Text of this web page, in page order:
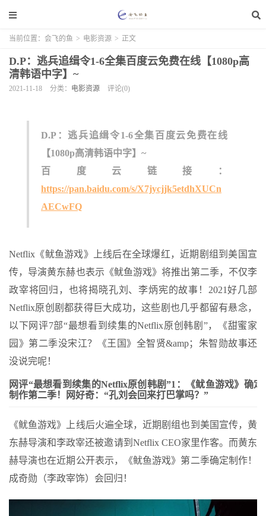
当前位置： 会飞的鱼 > 电影资源 > 正文
D.P：逃兵追缉令1-6全集百度云免费在线【1080p高
清韩语中字】~
2021-11-18 分类： 电影资源 评论(0)
D.P：逃兵追缉令1-6全集百度云免费在线
【1080p高清韩语中字】~
百度云链接：
https://pan.baidu.com/s/X7jycjjk5etdhXUCn
AECwFQ
Netflix《鱿鱼游戏》上线后在全球爆红，近期剧组到美国宣
传，导演黄东赫也表示《鱿鱼游戏》将推出第二季，不仅李
政宰将回归，也将揭晓孔刘、李炳宪的故事！2021好几部
Netflix原创剧都获得巨大成功，这些剧也几乎都留有悬念，
以下网评7部“最想看到续集的Netflix原创韩剧”，《甜蜜家
园》第二季没宋江？《王国》全智贤&amp；朱智勋故事还
没说完呢！
网评“最想看到续集的Netflix原创韩剧”1：《鱿鱼游戏》确定
制作第二季！网好奇：“孔刘会回来打巴掌吗？”
《鱿鱼游戏》上线后火遍全球，近期剧组也到美国宣传，黄
东赫导演和李政宰还被邀请到Netflix CEO家里作客。而黄东
赫导演也在近期公开表示，《鱿鱼游戏》第二季确定制作！
成奇勋（李政宰饰）会回归！